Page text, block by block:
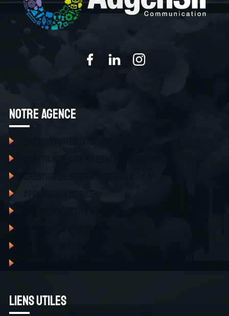
Notre Agence
Liens utiles